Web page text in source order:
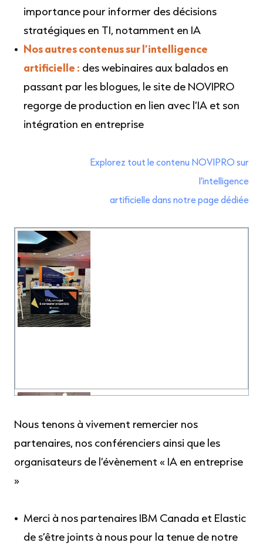
importance pour informer des décisions
stratégiques en TI, notamment en IA
Nos autres contenus sur l’intelligence
artificielle : des webinaires aux balados en
passant par les blogues, le site de NOVIPRO
regorge de production en lien avec l’IA et son
intégration en entreprise
Explorez tout le contenu NOVIPRO sur
l’intelligence
artificielle dans notre page dédiée
Nous tenons à vivement remercier nos
partenaires, nos conférenciers ainsi que les
organisateurs de l’évènement « IA en entreprise
»
Merci à nos partenaires IBM Canada et Elastic
de s’être joints à nous pour la tenue de notre